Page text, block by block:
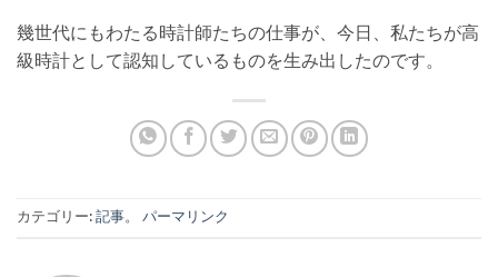
幾世代にもわたる時計師たちの仕事が、今日、私たちが高
級時計として認知しているものを生み出したのです。
カテゴリー:記事。 パーマリンク